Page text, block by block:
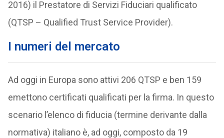
2016) il Prestatore di Servizi Fiduciari qualificato
(QTSP – Qualified Trust Service Provider).
I numeri del mercato
Ad oggi in Europa sono attivi 206 QTSP e ben 159
emettono certificati qualificati per la firma. In questo
scenario l’elenco di fiducia (termine derivante dalla
normativa) italiano è, ad oggi, composto da 19